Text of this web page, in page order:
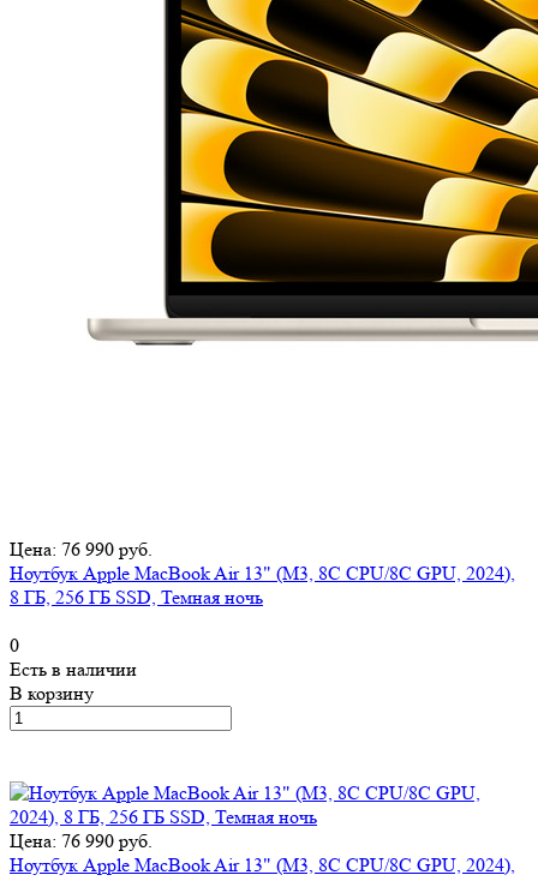
Цена: 76 990 руб.
Ноутбук Apple MacBook Air 13" (M3, 8C CPU/8C GPU, 2024),
8 ГБ, 256 ГБ SSD, Темная ночь
0
Есть в наличии
В корзину
Цена: 76 990 руб.
Ноутбук Apple MacBook Air 13" (M3, 8C CPU/8C GPU, 2024),